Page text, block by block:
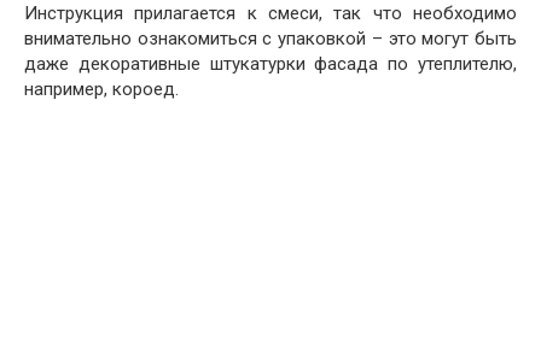
Инструкция прилагается к смеси, так что необходимо
внимательно ознакомиться с упаковкой – это могут быть
даже декоративные штукатурки фасада по утеплителю,
например, короед.